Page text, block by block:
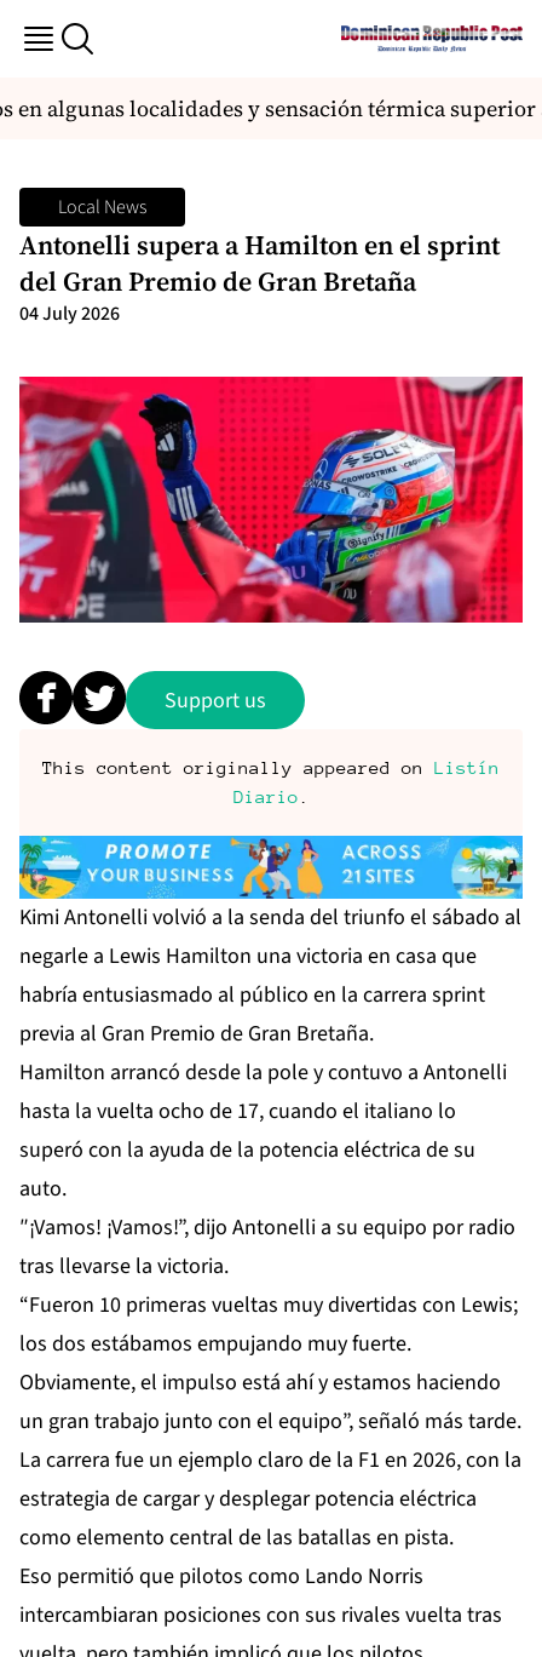
en algunas localidades y sensación térmica superior
Local News
Antonelli supera a Hamilton en el sprint
del Gran Premio de Gran Bretaña
04 July 2026
Support us
This content originally appeared on Listín
Diario .
Kimi Antonelli volvió a la senda del triunfo el sábado al
negarle a Lewis Hamilton una victoria en casa que
habría entusiasmado al público en la carrera sprint
previa al Gran Premio de Gran Bretaña.
Hamilton arrancó desde la pole y contuvo a Antonelli
hasta la vuelta ocho de 17, cuando el italiano lo
superó con la ayuda de la potencia eléctrica de su
auto.
″¡Vamos! ¡Vamos!”, dijo Antonelli a su equipo por radio
tras llevarse la victoria.
“Fueron 10 primeras vueltas muy divertidas con Lewis;
los dos estábamos empujando muy fuerte.
Obviamente, el impulso está ahí y estamos haciendo
un gran trabajo junto con el equipo”, señaló más tarde.
La carrera fue un ejemplo claro de la F1 en 2026, con la
estrategia de cargar y desplegar potencia eléctrica
como elemento central de las batallas en pista.
Eso permitió que pilotos como Lando Norris
intercambiaran posiciones con sus rivales vuelta tras